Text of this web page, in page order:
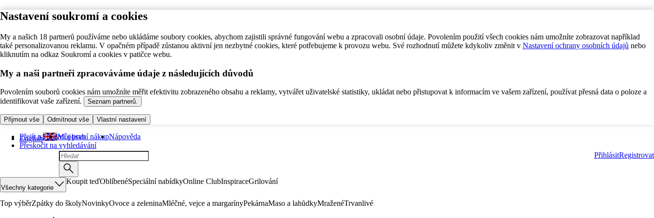
Nastavení soukromí a cookies
My a našich 18 partnerů používáme nebo ukládáme soubory cookies, abychom zajistili správné fungování webu a zpracovali osobní údaje. Povolením použití všech cookies nám umožníte zobrazovat například
také personalizovanou reklamu. V opačném případě zůstanou aktivní jen nezbytné cookies, které potřebujeme k provozu webu. Své rozhodnutí můžete kdykoliv změnit v Nastavení ochrany osobních údajů nebo
kliknutím na odkaz Soukromí a cookies v patičce webu.
My a naši partneři zpracováváme údaje z následujících důvodů
Povolením souborů cookies nám umožníte měřit efektivitu zobrazeného obsahu a reklamy, vytvářet uživatelské statistiky, ukládat nebo přistupovat k informacím ve vašem zařízení, používat přesná data o poloze a
identifikovat vaše zařízení.
Seznam partnerů.
Přijmout vše Odmítnout vše Vlastní nastavení
Přejít na hlavní obsah
Přeskočit na vyhledávání
English Můj první nákupNápověda
PřihlásitRegistrovat
Všechny kategorie
Koupit teďOblíbenéSpeciální nabídkyOnline ClubInspiraceGrilování
Top výběrZpátky do školyNovinkyOvoce a zeleninaMléčné, vejce a margarínyPekárnaMaso a lahůdkyMraženéTrvanlivé